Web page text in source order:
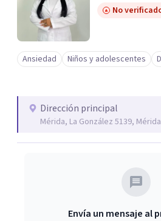
No
Ansiedad Niños y adolescentes
Dirección principal
Mérida, La González 5139, Mérida
Envía un mensaje al